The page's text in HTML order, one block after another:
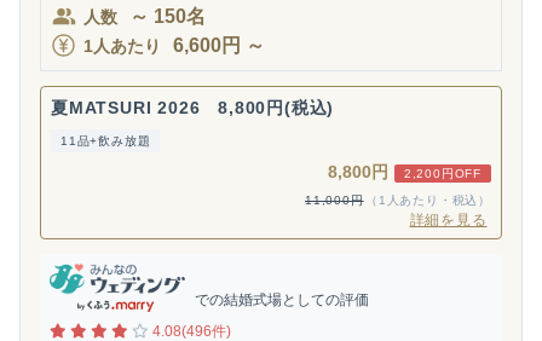
人数 ～ 150名
1人あたり 6,600円 ～
夏MATSURI 2026 8,800円(税込)
11品+飲み放題
8,800円
2,200円OFF
11,000円
（1人あたり・税込）
詳細を見る
での結婚式場としての評価
4.08(496件)